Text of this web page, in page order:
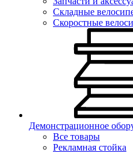
Складные
Скоростные
Демонстрационное
Все товары
Рекламная стойка